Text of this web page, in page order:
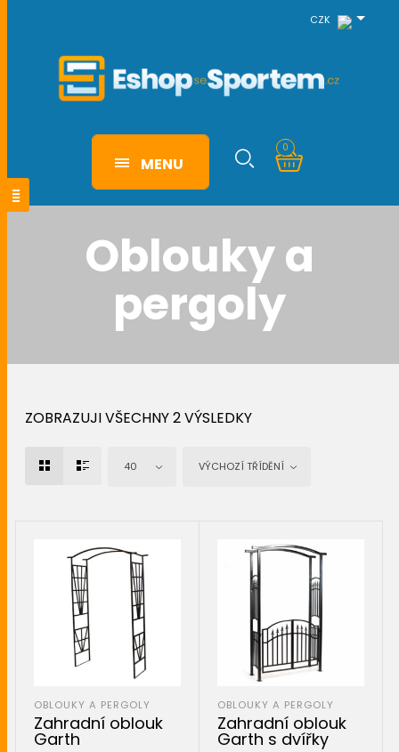
CZK
MENU
0
Oblouky a
pergoly
ZOBRAZUJI VŠECHNY 2 VÝSLEDKY
40 VÝCHOZÍ TŘÍDĚNÍ
OBLOUKY A PERGOLY
Zahradní oblouk
Garth
OBLOUKY A PERGOLY
Zahradní oblouk
Garth s dvířky